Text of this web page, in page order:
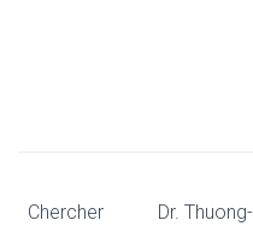
Chercher
Dr. Thuong-